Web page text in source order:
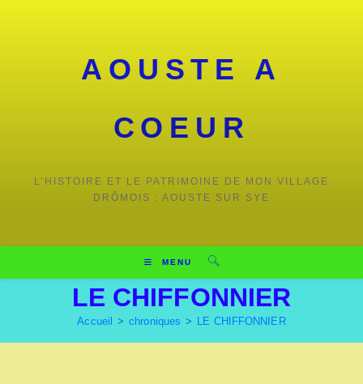
AOUSTE A
COEUR
L’HISTOIRE ET LE PATRIMOINE DE MON VILLAGE
DRÔMOIS : AOUSTE SUR SYE
MENU
LE CHIFFONNIER
Accueil > chroniques > LE CHIFFONNIER